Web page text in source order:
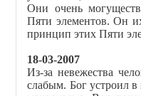
Они очень
Пяти элементов. Он
принцип этих Пяти
18-03-2007
Из-за невежества
слабым. Бог устроил в